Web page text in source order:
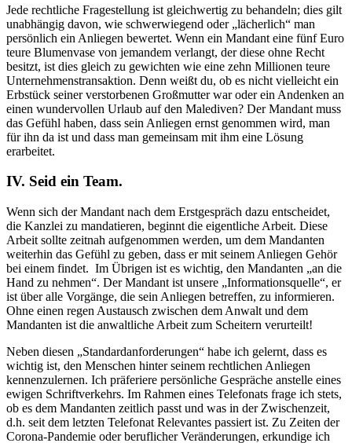
Jede rechtliche Fragestellung ist gleichwertig zu behandeln; dies gilt
unabhängig davon, wie schwerwiegend oder „lächerlich“ man
persönlich ein Anliegen bewertet. Wenn ein Mandant eine fünf Euro
teure Blumenvase von jemandem verlangt, der diese ohne Recht
besitzt, ist dies gleich zu gewichten wie eine zehn Millionen teure
Unternehmenstransaktion. Denn weißt du, ob es nicht vielleicht ein
Erbstück seiner verstorbenen Großmutter war oder ein Andenken an
einen wundervollen Urlaub auf den Malediven? Der Mandant muss
das Gefühl haben, dass sein Anliegen ernst genommen wird, man
für ihn da ist und dass man gemeinsam mit ihm eine Lösung
erarbeitet.
IV. Seid ein Team.
Wenn sich der Mandant nach dem Erstgespräch dazu entscheidet,
die Kanzlei zu mandatieren, beginnt die eigentliche Arbeit. Diese
Arbeit sollte zeitnah aufgenommen werden, um dem Mandanten
weiterhin das Gefühl zu geben, dass er mit seinem Anliegen Gehör
bei einem findet. Im Übrigen ist es wichtig, den Mandanten „an die
Hand zu nehmen“. Der Mandant ist unsere „Informationsquelle“, er
ist über alle Vorgänge, die sein Anliegen betreffen, zu informieren.
Ohne einen regen Austausch zwischen dem Anwalt und dem
Mandanten ist die anwaltliche Arbeit zum Scheitern verurteilt!
Neben diesen „Standardanforderungen“ habe ich gelernt, dass es
wichtig ist, den Menschen hinter seinem rechtlichen Anliegen
kennenzulernen. Ich präferiere persönliche Gespräche anstelle eines
ewigen Schriftverkehrs. Im Rahmen eines Telefonats frage ich stets,
ob es dem Mandanten zeitlich passt und was in der Zwischenzeit,
d.h. seit dem letzten Telefonat Relevantes passiert ist. Zu Zeiten der
Corona-Pandemie oder beruflicher Veränderungen, erkundige ich